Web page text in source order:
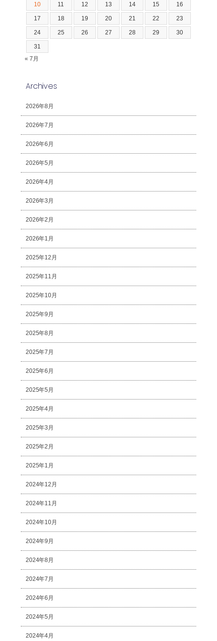
10 11 12 13 14 15 16
17 18 19 20 21 22 23
24 25 26 27 28 29 30
31
« 7月
Archives
2026年8月
2026年7月
2026年6月
2026年5月
2026年4月
2026年3月
2026年2月
2026年1月
2025年12月
2025年11月
2025年10月
2025年9月
2025年8月
2025年7月
2025年6月
2025年5月
2025年4月
2025年3月
2025年2月
2025年1月
2024年12月
2024年11月
2024年10月
2024年9月
2024年8月
2024年7月
2024年6月
2024年5月
2024年4月